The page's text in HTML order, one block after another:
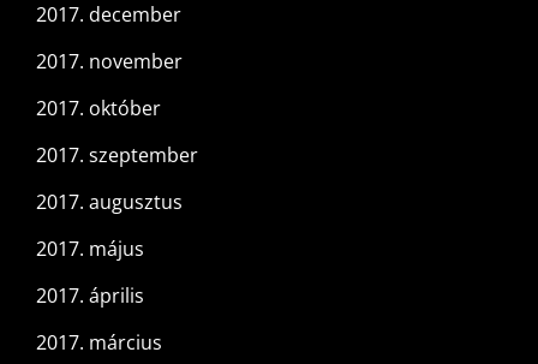
2017. december
2017. november
2017. október
2017. szeptember
2017. augusztus
2017. május
2017. április
2017. március